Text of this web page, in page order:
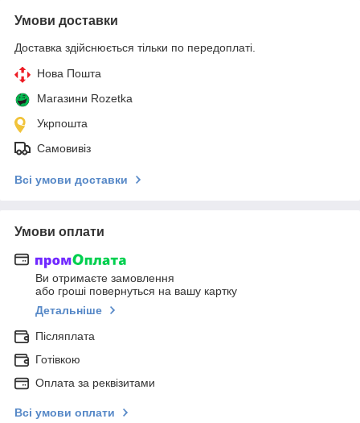
Умови доставки
Доставка здійснюється тільки по передоплаті.
Нова Пошта
Магазини Rozetka
Укрпошта
Самовивіз
Всі умови доставки
Умови оплати
Ви отримаєте замовлення
або гроші повернуться на вашу картку
Детальніше
Післяплата
Готівкою
Оплата за реквізитами
Всі умови оплати